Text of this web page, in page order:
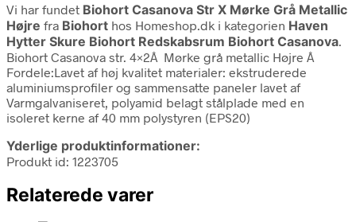
Vi har fundet Biohort Casanova Str X Mørke Grå Metallic
Højre fra Biohort hos Homeshop.dk i kategorien Haven
Hytter Skure Biohort Redskabsrum Biohort Casanova.
Biohort Casanova str. 4×2Â Mørke grå metallic Højre Â
Fordele:Lavet af høj kvalitet materialer: ekstruderede
aluminiumsprofiler og sammensatte paneler lavet af
Varmgalvaniseret, polyamid belagt stålplade med en
isoleret kerne af 40 mm polystyren (EPS20)
Yderlige produktinformationer:
Produkt id: 1223705
Relaterede varer